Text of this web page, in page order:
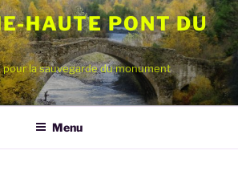
HAUTE PONT DU
la sauvegarde du monument
Menu